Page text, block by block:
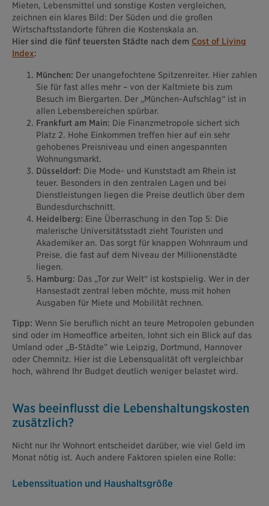
Mieten, Lebensmittel und sonstige Kosten vergleichen,
zeichnen ein klares Bild: Der Süden und die großen
Wirtschaftsstandorte führen die Kostenskala an.
Hier sind die fünf teuersten Städte nach dem Cost of Living
Index:
München: Der unangefochtene Spitzenreiter. Hier zahlen
Sie für fast alles mehr – von der Kaltmiete bis zum
Besuch im Biergarten. Der „München-Aufschlag“ ist in
allen Lebensbereichen spürbar.
Frankfurt am Main: Die Finanzmetropole sichert sich
Platz 2. Hohe Einkommen treffen hier auf ein sehr
gehobenes Preisniveau und einen angespannten
Wohnungsmarkt.
Düsseldorf: Die Mode- und Kunststadt am Rhein ist
teuer. Besonders in den zentralen Lagen und bei
Dienstleistungen liegen die Preise deutlich über dem
Bundesdurchschnitt.
Heidelberg: Eine Überraschung in den Top 5: Die
malerische Universitätsstadt zieht Touristen und
Akademiker an. Das sorgt für knappen Wohnraum und
Preise, die fast auf dem Niveau der Millionenstädte
liegen.
Hamburg: Das „Tor zur Welt“ ist kostspielig. Wer in der
Hansestadt zentral leben möchte, muss mit hohen
Ausgaben für Miete und Mobilität rechnen.
Tipp: Wenn Sie beruflich nicht an teure Metropolen gebunden
sind oder im Homeoffice arbeiten, lohnt sich ein Blick auf das
Umland oder „B-Städte” wie Leipzig, Dortmund, Hannover
oder Chemnitz. Hier ist die Lebensqualität oft vergleichbar
hoch, während Ihr Budget deutlich weniger belastet wird.
Was beeinflusst die Lebenshaltungskosten
zusätzlich?
Nicht nur Ihr Wohnort entscheidet darüber, wie viel Geld im
Monat nötig ist. Auch andere Faktoren spielen eine Rolle:
Lebenssituation und Haushaltsgröße